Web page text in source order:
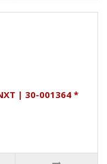
| 30-001364 *